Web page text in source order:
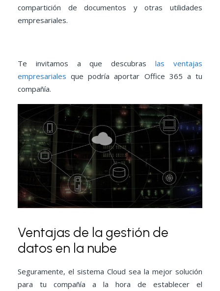
compartición de documentos y otras utilidades
empresariales.
Te invitamos a que descubras
las ventajas
empresariales que podría aportar Office 365 a tu
compañía.
Ventajas de la gestión de
datos en la nube
Seguramente, el sistema Cloud sea la mejor solución
para tu compañía a la hora de establecer el